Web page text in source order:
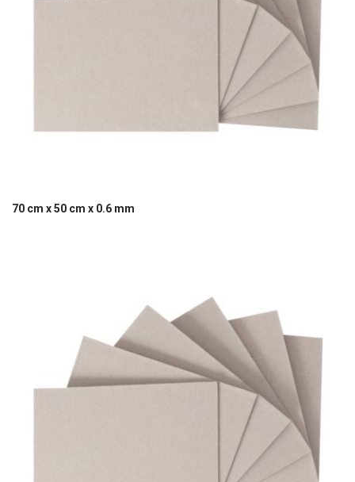
70 cm x 50 cm x 0.6 mm